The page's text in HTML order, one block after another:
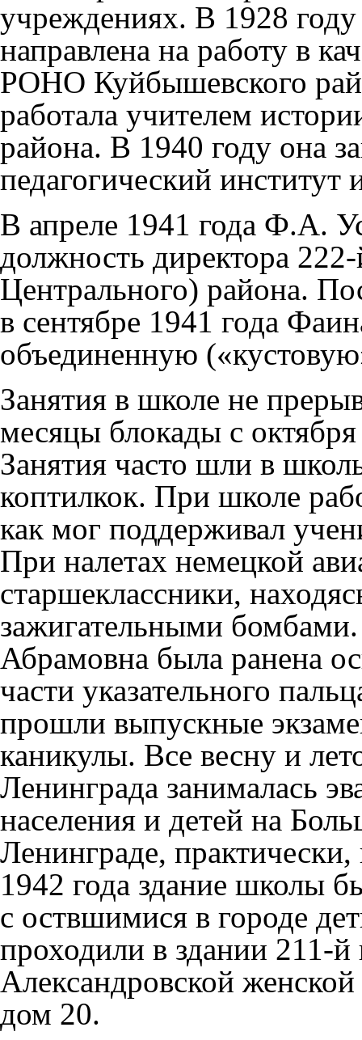
учреждениях. В 1928
направлена на работу в
РОНО Куйбышевского
работала учителем
района. В 1940 году она
педагогический институт
В апреле 1941 года Ф.А.
должность директора
Центрального) района.
в сентябре 1941 года
объединенную
Занятия в школе не
месяцы блокады с
Занятия часто шли в
коптилкок. При школе
как мог поддерживал
При налетах немецкой
старшеклассники,
зажигательными
Абрамовна была ранена
части указательного
прошли выпускные
каникулы. Все весну и
Ленинграда занималась
населения и детей на
Ленинграде,
1942 года здание школы
с оствшимися в городе
проходили в здании 211-
Александровской
дом 20.